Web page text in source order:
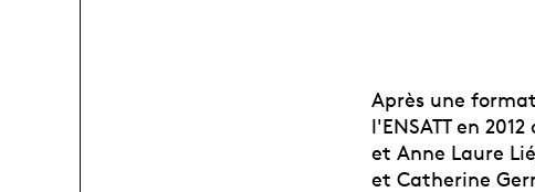
Après une
l'ENSATT en
et Anne Laure
et Catherine